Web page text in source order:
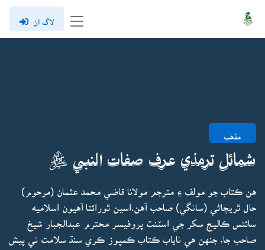
لاگ ان
مذهب
شمائل ترمذي عرف صفات النبي ﷺ
هن ڪتاب جو مولف ۽ مترجم مولانا قاضي محمد عثمان (مرحوم)
حال ٿريچاڻي (سانگي) صاحب آهن.اسين ٿورائتا آهيون اسلاميه
سائنس ڪاليج سکر جي اسٽنٽ پروفيسر محترم عبدالجبار شيخ
صاحب جا، جنهن هي ناياب ڪتاب ڪمپوز ڪري سنڌ سلامت تي پيش